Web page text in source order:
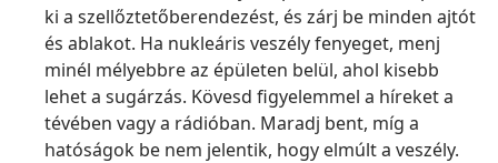
ki a szellőztetőberendezést, és zárj be minden ajtót
és ablakot. Ha nukleáris veszély fenyeget, menj
minél mélyebbre az épületen belül, ahol kisebb
lehet a sugárzás. Kövesd figyelemmel a híreket a
tévében vagy a rádióban. Maradj bent, míg a
hatóságok be nem jelentik, hogy elmúlt a veszély.